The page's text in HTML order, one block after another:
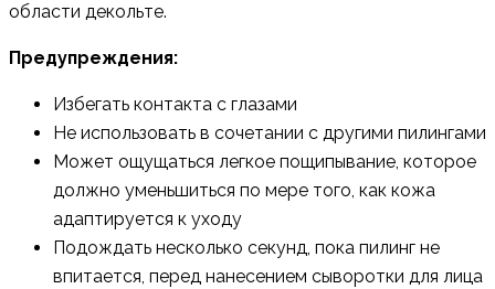
области декольте.
Предупреждения:
Избегать контакта с глазами
Не использовать в сочетании с другими пилингами
Может ощущаться легкое пощипывание, которое
должно уменьшиться по мере того, как кожа
адаптируется к уходу
Подождать несколько секунд, пока пилинг не
впитается, перед нанесением сыворотки для лица